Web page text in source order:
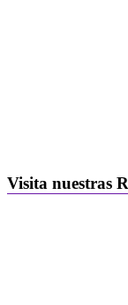
Visita nuestras